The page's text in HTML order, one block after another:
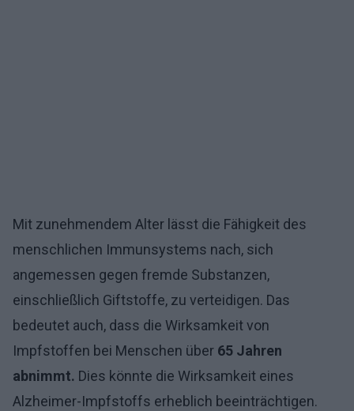
Mit zunehmendem Alter lässt die Fähigkeit des
menschlichen Immunsystems nach, sich
angemessen gegen fremde Substanzen,
einschließlich Giftstoffe, zu verteidigen. Das
bedeutet auch, dass die Wirksamkeit von
Impfstoffen bei Menschen über 65 Jahren
abnimmt. Dies könnte die Wirksamkeit eines
Alzheimer-Impfstoffs erheblich beeinträchtigen.